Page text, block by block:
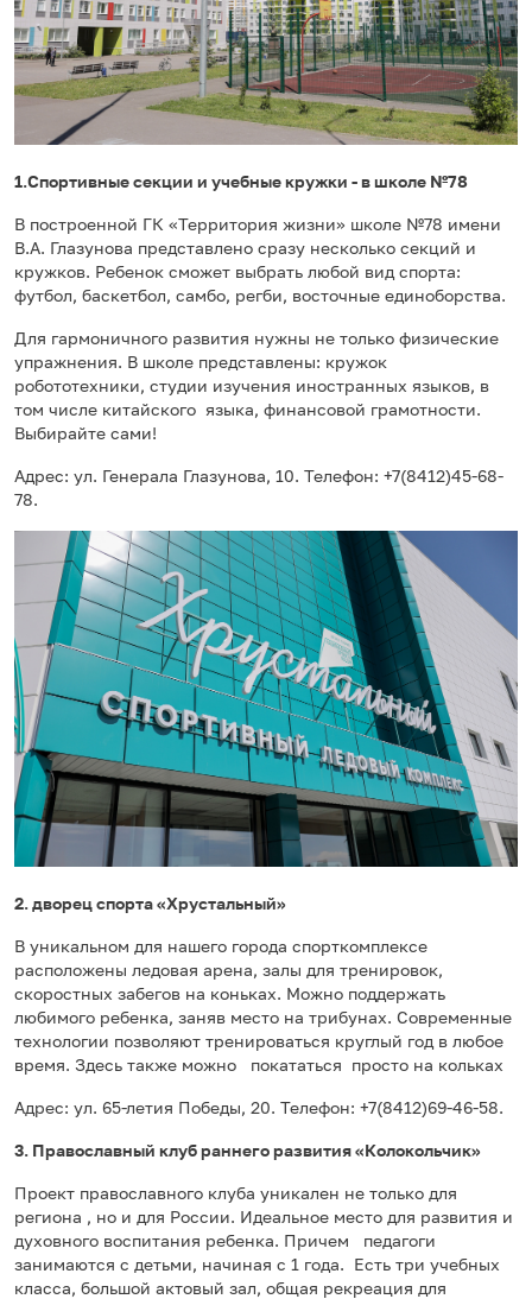
1.Спортивные секции и учебные кружки - в школе №78
В построенной ГК «Территория жизни» школе №78 имени
В.А. Глазунова представлено сразу несколько секций и
кружков. Ребенок сможет выбрать любой вид спорта:
футбол, баскетбол, самбо, регби, восточные единоборства.
Для гармоничного развития нужны не только физические
упражнения. В школе представлены: кружок
робототехники, студии изучения иностранных языков, в
том числе китайского языка, финансовой грамотности.
Выбирайте сами!
Адрес: ул. Генерала Глазунова, 10. Телефон: +7(8412)45-68-
78.
2. дворец спорта «Хрустальный»
В уникальном для нашего города спорткомплексе
расположены ледовая арена, залы для тренировок,
скоростных забегов на коньках. Можно поддержать
любимого ребенка, заняв место на трибунах. Современные
технологии позволяют тренироваться круглый год в любое
время. Здесь также можно покататься просто на кольках
Адрес: ул. 65-летия Победы, 20. Телефон: +7(8412)69-46-58.
3. Православный клуб раннего развития «Колокольчик»
Проект православного клуба уникален не только для
региона , но и для России. Идеальное место для развития и
духовного воспитания ребенка. Причем педагоги
занимаются с детьми, начиная с 1 года. Есть три учебных
класса, большой актовый зал, общая рекреация для